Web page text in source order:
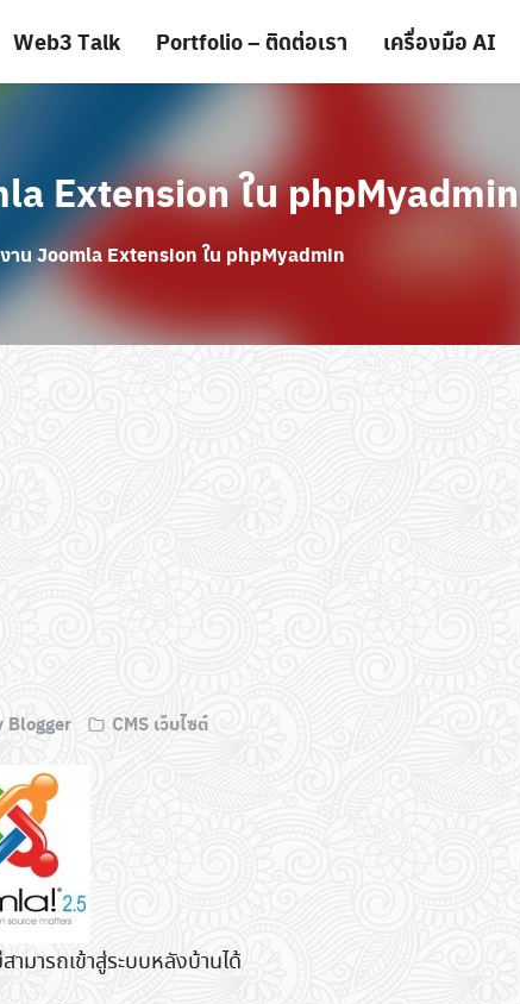
Web3 Talk Portfolio – ติดต่อเรา เครื่องมือ AI
Extension ใน phpMyadmin
าน Joomla Extension ใน phpMyadmin
Blogger CMS เว็บไซต์
ารถเข้าสู่ระบบหลังบ้านได้